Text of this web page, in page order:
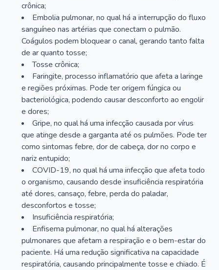
crônica;
Embolia pulmonar, no qual há a interrupção do fluxo
sanguíneo nas artérias que conectam o pulmão.
Coágulos podem bloquear o canal, gerando tanto falta
de ar quanto tosse;
Tosse crônica;
Faringite, processo inflamatório que afeta a laringe
e regiões próximas. Pode ter origem fúngica ou
bacteriológica, podendo causar desconforto ao engolir
e dores;
Gripe, no qual há uma infecção causada por vírus
que atinge desde a garganta até os pulmões. Pode ter
como sintomas febre, dor de cabeça, dor no corpo e
nariz entupido;
COVID-19, no qual há uma infecção que afeta todo
o organismo, causando desde insuficiência respiratória
até dores, cansaço, febre, perda do paladar,
desconfortos e tosse;
Insuficiência respiratória;
Enfisema pulmonar, no qual há alterações
pulmonares que afetam a respiração e o bem-estar do
paciente. Há uma redução significativa na capacidade
respiratória, causando principalmente tosse e chiado. É